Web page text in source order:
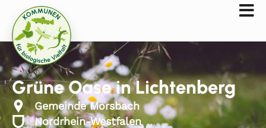
Grüne Oase in Lichtenberg
Gemeinde Morsbach
Nordrhein-Westfalen